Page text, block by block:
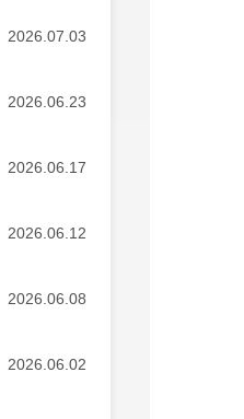
2026.07.03
2026.06.23
2026.06.17
2026.06.12
2026.06.08
2026.06.02